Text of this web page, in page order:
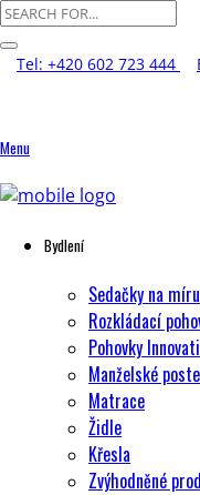
Tel: +420 602 723 444
Menu
Bydlení
Sedačky na míru
Rozkládací
Pohovky
Manželské
Matrace
Židle
Křesla
Zvýhodněné